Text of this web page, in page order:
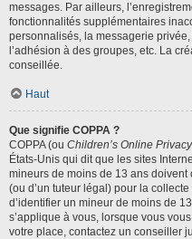
messages. Par ailleurs,
fonctionnalités supplémentaires
personnalisés, la messagerie
l’adhésion à des groupes, etc. La
conseillée.
Haut
Que signifie COPPA ?
COPPA (ou Children’s Online
États-Unis qui dit que les sites
mineurs de moins de 13 ans
(ou d’un tuteur légal) pour la
d’identifier un mineur de moins de
s’applique à vous, lorsque vous
votre place, contactez un conseiller